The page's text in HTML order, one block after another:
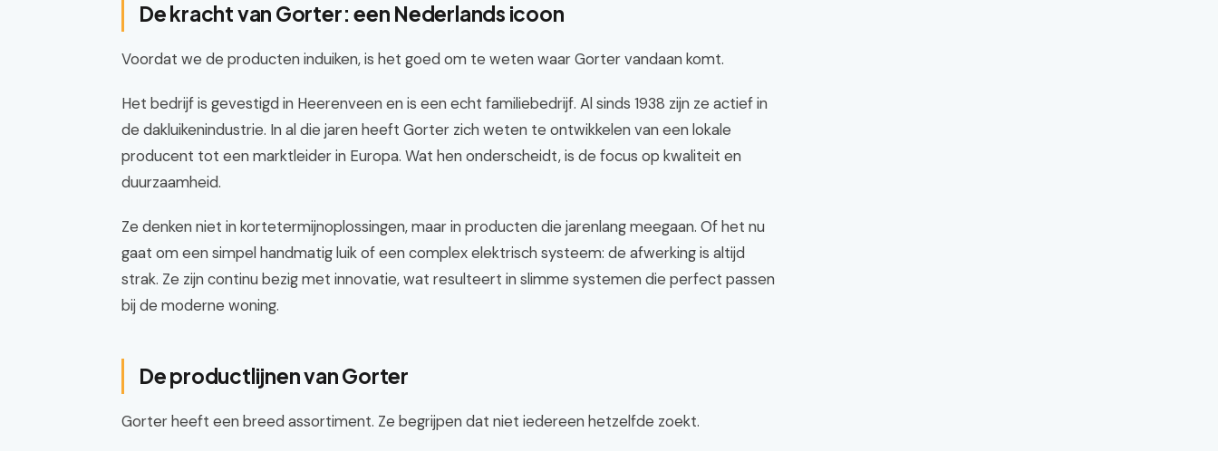
De kracht van Gorter: een Nederlands icoon
Voordat we de producten induiken, is het goed om te weten waar Gorter vandaan komt.
Het bedrijf is gevestigd in Heerenveen en is een echt familiebedrijf. Al sinds 1938 zijn ze actief in
de dakluikenindustrie. In al die jaren heeft Gorter zich weten te ontwikkelen van een lokale
producent tot een marktleider in Europa. Wat hen onderscheidt, is de focus op kwaliteit en
duurzaamheid.
Ze denken niet in kortetermijnoplossingen, maar in producten die jarenlang meegaan. Of het nu
gaat om een simpel handmatig luik of een complex elektrisch systeem: de afwerking is altijd
strak. Ze zijn continu bezig met innovatie, wat resulteert in slimme systemen die perfect passen
bij de moderne woning.
De productlijnen van Gorter
Gorter heeft een breed assortiment. Ze begrijpen dat niet iedereen hetzelfde zoekt.